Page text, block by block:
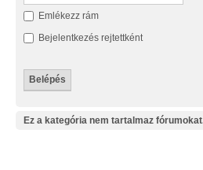
Emlékezz rám
Bejelentkezés rejtettként
Ez a kategória nem tartalmaz